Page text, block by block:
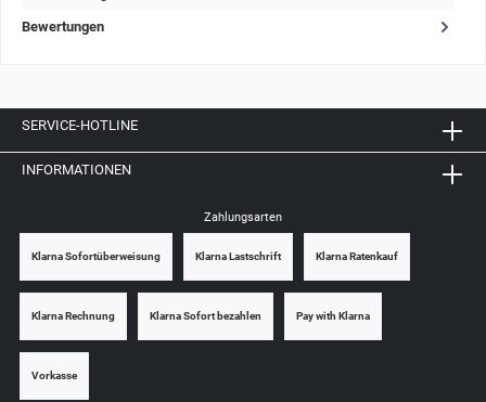
Bewertungen
SERVICE-HOTLINE
INFORMATIONEN
Zahlungsarten
Klarna Sofortüberweisung Klarna Lastschrift Klarna Ratenkauf
Klarna Rechnung Klarna Sofort bezahlen Pay with Klarna
Vorkasse